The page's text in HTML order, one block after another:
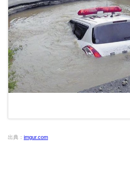
出典： imgur.com